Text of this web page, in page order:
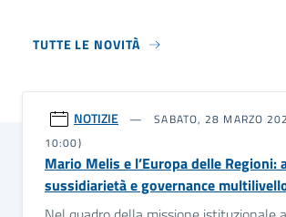
TUTTE LE NOVITÀ
NOTIZIE
SABATO, 28 MARZO
10:00)
Mario Melis e l’Europa delle Regioni:
sussidiarietà e governance